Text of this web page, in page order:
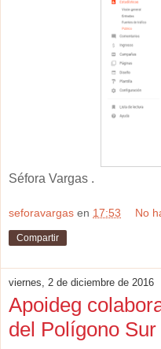
Séfora Vargas .
seforavargas en 17:53 No
Compartir
viernes, 2 de diciembre de 2016
Apoideg
del Polígono Sur